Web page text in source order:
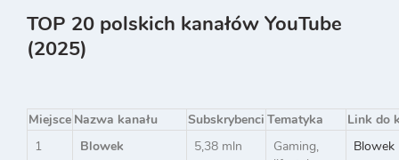
TOP 20 polskich kanałów YouTube
(2025)
Miejsce Nazwa kanału Subskrybenci Tematyka
Link do
1
Blowek 5,38 mln
Gaming,
Blowek